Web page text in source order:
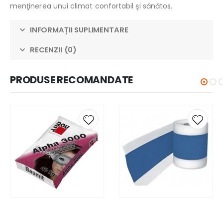
menţinerea unui climat confortabil şi sănătos.
INFORMAȚII SUPLIMENTARE
RECENZII (0)
PRODUSE RECOMANDATE